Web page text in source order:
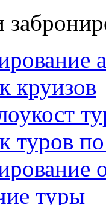
круизов
туров
туры